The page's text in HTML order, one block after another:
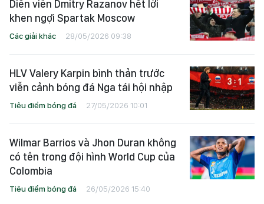
Diễn viên Dmitry Razanov hết lời
khen ngợi Spartak Moscow
Các giải khác 28/05/2026 09:38
HLV Valery Karpin bình thản trước
viễn cảnh bóng đá Nga tái hội nhập
Tiêu điểm bóng đá 27/05/2026 10:01
Wilmar Barrios và Jhon Duran không
có tên trong đội hình World Cup của
Colombia
Tiêu điểm bóng đá 26/05/2026 15:40